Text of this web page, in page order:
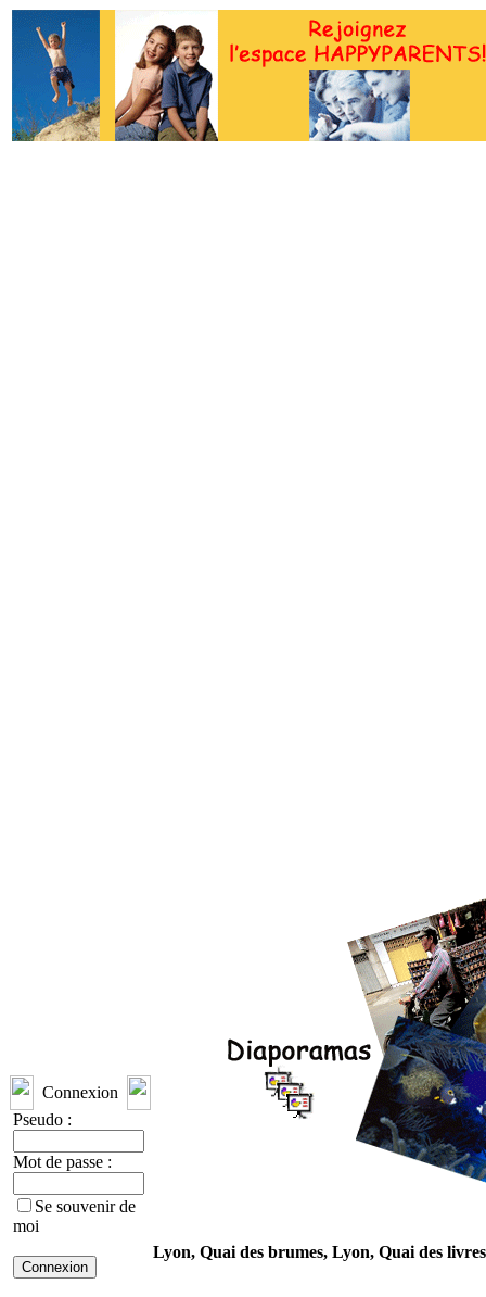
Connexion
Pseudo :
Mot de passe :
Se souvenir de
moi
Lyon, Quai des brumes, Lyon, Quai des